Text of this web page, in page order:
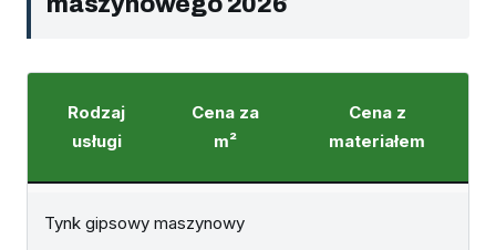
Rodzaj
usługi
Cena za
m²
Cena z
materiałem
Tynk gipsowy maszynowy